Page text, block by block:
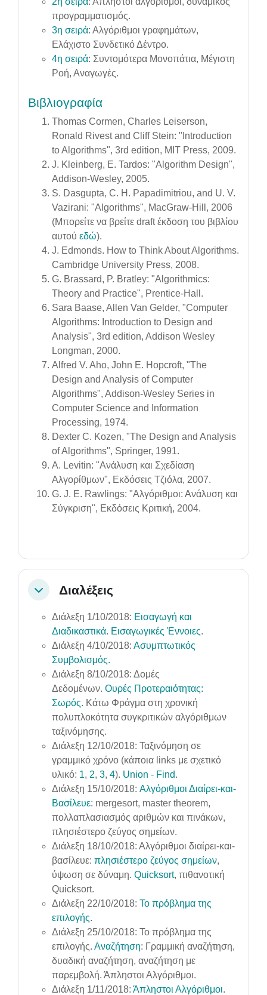
προγραμματισμός.
3η σειρά: Αλγόριθμοι γραφημάτων,
Ελάχιστο Συνδετικό Δέντρο.
4η σειρά: Συντομότερα Μονοπάτια, Μέγιστη
Ροή, Αναγωγές.
Βιβλιογραφία
Thomas Cormen, Charles Leiserson,
Ronald Rivest and Cliff Stein: "Introduction
to Algorithms", 3rd edition, MIT Press, 2009.
J. Kleinberg, E. Tardos: "Algorithm Design",
Addison-Wesley, 2005.
S. Dasgupta, C. H. Papadimitriou, and U. V.
Vazirani: "Algorithms", MacGraw-Hill, 2006
(Μπορείτε να βρείτε draft έκδοση του βιβλίου
αυτού εδώ).
J. Edmonds. How to Think About Algorithms.
Cambridge University Press, 2008.
G. Brassard, P. Bratley: "Algorithmics:
Theory and Practice", Prentice-Hall.
Sara Baase, Allen Van Gelder, "Computer
Algorithms: Introduction to Design and
Analysis", 3rd edition, Addison Wesley
Longman, 2000.
Alfred V. Aho, John E. Hopcroft, "The
Design and Analysis of Computer
Algorithms", Addison-Wesley Series in
Computer Science and Information
Processing, 1974.
Dexter C. Kozen, "The Design and Analysis
of Algorithms", Springer, 1991.
A. Levitin: "Ανάλυση και Σχεδίαση
Αλγορίθμων", Εκδόσεις Τζιόλα, 2007.
G. J. E. Rawlings: "Αλγόριθμοι: Ανάλυση και
Σύγκριση", Εκδόσεις Κριτική, 2004.
CollapseΔιαλέξεις
Διάλεξη 1/10/2018: Εισαγωγή και
Διαδικαστικά. Εισαγωγικές Έννοιες.
Διάλεξη 4/10/2018: Ασυμπτωτικός
Συμβολισμός.
Διάλεξη 8/10/2018: Δομές
Δεδομένων. Ουρές Προτεραιότητας:
Σωρός. Κάτω Φράγμα στη χρονική
πολυπλοκότητα συγκριτικών αλγόριθμων
ταξινόμησης.
Διάλεξη 12/10/2018: Ταξινόμηση σε
γραμμικό χρόνο (κάποια links με σχετικό
υλικό: 1, 2, 3, 4). Union - Find.
Διάλεξη 15/10/2018: Αλγόριθμοι Διαίρει-και-
Βασίλευε: mergesort, master theorem,
πολλαπλασιασμός αριθμών και πινάκων,
πλησιέστερο ζεύγος σημείων.
Διάλεξη 18/10/2018: Αλγόριθμοι διαίρει-και-
βασίλευε: πλησιέστερο ζεύγος σημείων,
ύψωση σε δύναμη. Quicksort, πιθανοτική
Quicksort.
Διάλεξη 22/10/2018: Το πρόβλημα της
επιλογής.
Διάλεξη 25/10/2018: Το πρόβλημα της
επιλογής. Αναζήτηση: Γραμμική αναζήτηση,
δυαδική αναζήτηση, αναζήτηση με
παρεμβολή. Άπληστοι Αλγόριθμοι.
Διάλεξη 1/11/2018: Άπληστοι Αλγόριθμοι.